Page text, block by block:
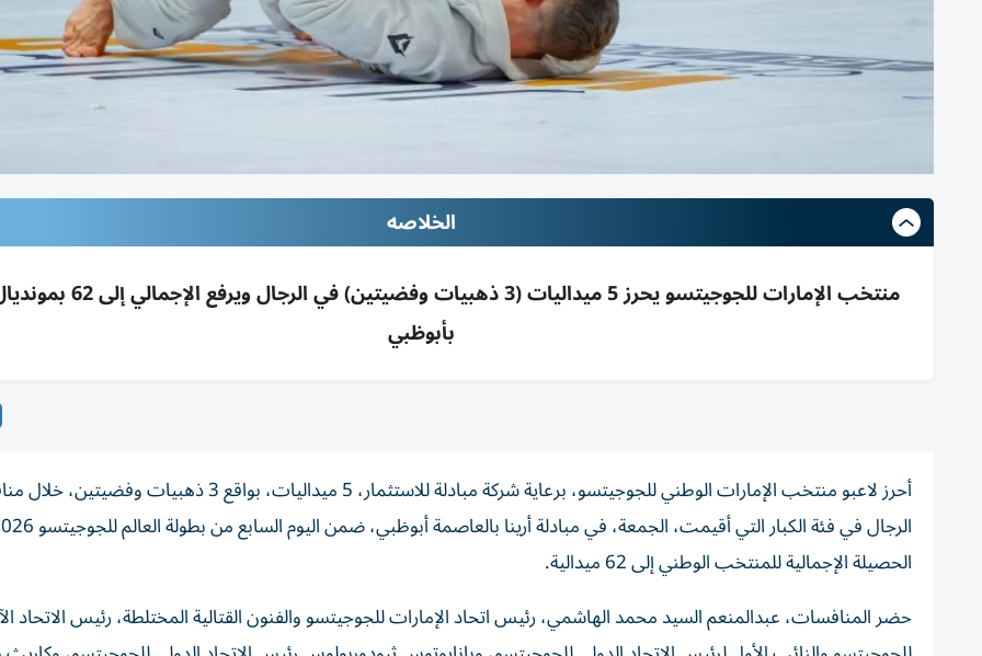
الخلاصه
بأبوظبي
أحرز لاعبو منتخب الإمارات الوطني للجوجيتسو، برعاية شركة مبادلة للاستثمار، 5 ميداليات، بواقع 3
الحصيلة الإجمالية للمنتخب الوطني إلى 62 ميدالية.
حضر المنافسات، عبدالمنعم السيد محمد الهاشمي، رئيس اتحاد الإمارات للجوجيتسو والفنون القتالية المختلطة، رئيس الاتحاد